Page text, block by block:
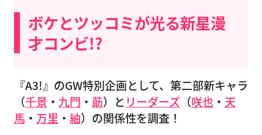
ボケとツッコミが光る新星漫
才コンビ!?
『A3!』のGW特別企画として、第二部新キャラ
（千景 ・ 九門 ・ 莇）と リーダーズ （咲也 ・ 天
馬 ・ 万里 ・ 紬）の関係性を調査！